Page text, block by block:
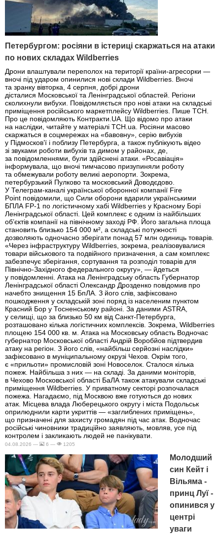
Петербургом: росіяни в істериці скаржаться на атаки
по нових складах Wildberries
Дрони влаштували переполох на території країни-агресорки —
вночі під ударом опинилися нові склади Wildberries. Вночі
та зранку вівторка, 4 серпня, добрі дрони
дісталися Московської та Ленінградської областей. Регіони
сколихнули вибухи. Повідомляється про нові атаки на складські
приміщення російського маркетплейсу Wildberries. Пише ТСН.
Про це повідомляють Контракти.UA. Що відомо про атаки
на наслідки, читайте у матеріалі ТСН.ua. Росіяни масово
скаржаться в соцмережах на «бавовну», серію вибухів
у Підмосков’ї і поблизу Петербурга, а також публікують відео
зі звуками роботи вибухів та димом у районах, де,
за повідомленнями, були здійснені атаки. «Росавіація»
інформувала, що вночі тимчасово призупиняли роботу
та обмежували роботу великі аеропорти. Зокрема,
петербурзький Пулково та московський Доводєдово.
У Телеграм-каналі української оборонної компанії Fire
Point повідомили, що Сили оборони вдарили українськими
БПЛА FP-1 по логістичному хабі Wildberries у Красному Борі
Ленінградської області. Цей комплекс є одним із найбільших
об’єктів компанії на північному заході РФ. Його загальна площа
становить близько 154 000 м², а складські потужності
дозволяють одночасно зберігати понад 57 млн одиниць товарів.
«Через інфраструктуру Wildberries, зокрема, реалізовувалися
товари військового та подвійного призначення, а сам комплекс
забезпечує зберігання, сортування та розподіл товарів для
Північно-Західного федерального округу», — йдеться
у повідомленні. Атака на Ленінградську область Губернатор
Ленінградської області Олександр Дрозденко повідомив про
начебто знищення 15 БпЛА. З його слів, зафіксовано
пошкодження у складській зоні поряд із населеним пунктом
Красний Бор у Тосненському районі. За даними ASTRA,
у селищі, що за близько 50 км від Санкт-Петербурга,
розташовано кілька логістичних комплексів. Зокрема, Wildberries
площею 154 000 кв. м. Атака на Московську область Водночас
губернатор Московської області Андрій Воробйов підтвердив
атаку на регіон. З його слів, «найбільш серйозні наслідки»
зафіксовано в муніципальному окрузі Чехов. Окрім того,
є «прильоти» промисловій зоні Новоселок. Сталося кілька
пожеж. Найбільша з них — на складі. За даними моніторів,
в Чехово Московської області БаЛА також атакували складські
приміщення Wildberries. У приватному секторі розпочалася
пожежа. Нагадаємо, під Москвою вже готуються до нових
атак. Місцева влада Люберецького округу і міста Подольськ
оприлюднили карти укриттів — «заглиблених приміщень»,
що призначені для захисту громадян під час атак. Водночас
російські чиновники традиційно заявляють, мовляв, усе під
контролем і закликають людей не панікувати.
04.08.2026 — 6 — 1205
Молодший
син Кейт і
Вільяма -
принц Луї -
опинився у
центрі
уваги